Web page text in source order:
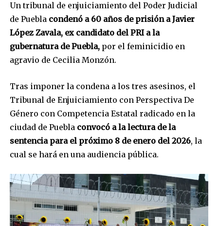
Un tribunal de enjuiciamiento del Poder Judicial
de Puebla condenó a 60 años de prisión a Javier
López Zavala, ex candidato del PRI a la
gubernatura de Puebla, por el feminicidio en
agravio de Cecilia Monzón.
Tras imponer la condena a los tres asesinos, el
Tribunal de Enjuiciamiento con Perspectiva De
Género con Competencia Estatal radicado en la
ciudad de Puebla convocó a la lectura de la
sentencia para el próximo 8 de enero del 2026, la
cual se hará en una audiencia pública.